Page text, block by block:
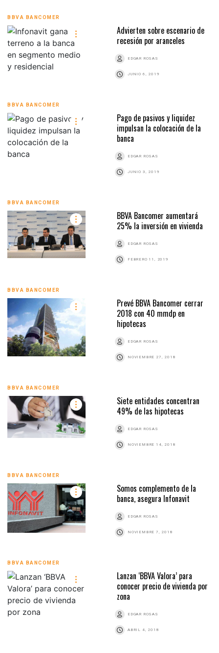
BBVA BANCOMER
Advierten sobre escenario de
recesión por aranceles
EDGAR ROSAS
JUNIO 6, 2019
BBVA BANCOMER
Pago de pasivos y liquidez
impulsan la colocación de la
banca
EDGAR ROSAS
JUNIO 3, 2019
BBVA BANCOMER
BBVA Bancomer aumentará
25% la inversión en vivienda
EDGAR ROSAS
FEBRERO 11, 2019
BBVA BANCOMER
Prevé BBVA Bancomer cerrar
2018 con 40 mmdp en
hipotecas
EDGAR ROSAS
NOVIEMBRE 27, 2018
BBVA BANCOMER
Siete entidades concentran
49% de las hipotecas
EDGAR ROSAS
NOVIEMBRE 14, 2018
BBVA BANCOMER
Somos complemento de la
banca, asegura Infonavit
EDGAR ROSAS
NOVIEMBRE 7, 2018
BBVA BANCOMER
Lanzan ‘BBVA Valora’ para
conocer precio de vivienda por
zona
EDGAR ROSAS
ABRIL 4, 2018